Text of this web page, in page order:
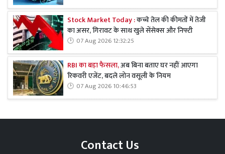
Stock Market Today :कच्चे तेल की कीमतों में तेजी
का असर, गिरावट के साथ खुले सेंसेक्स और निफ्टी
07 Aug 2026 12:32:25
RBI का बड़ा फैसला,अब बिना बताए घर नहीं आएगा
रिकवरी एजेंट, बदले लोन वसूली के नियम
07 Aug 2026 10:46:53
Contact Us